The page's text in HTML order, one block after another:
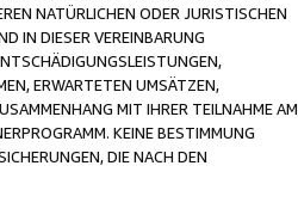
NATÜRLICHEN ODER JURISTISCHEN
IN DIESER VEREINBARUNG
ERWARTETEN UMSÄTZEN,
MIT IHRER TEILNAHME AM
KEINE BESTIMMUNG
DIE NACH DEN